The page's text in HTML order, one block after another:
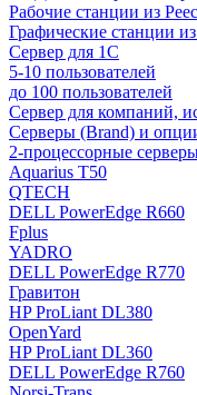
Рабочие станции из
Графические станции
Сервер для 1С
5-10 пользователей
до 100 пользователей
Сервер для компаний,
Серверы (Brand) и
2-процессорные
Aquarius T50
QTECH
DELL PowerEdge R660
Fplus
YADRO
DELL PowerEdge R770
Гравитон
HP ProLiant DL380
OpenYard
HP ProLiant DL360
DELL PowerEdge R760